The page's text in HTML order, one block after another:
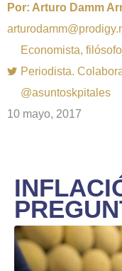
Por: Arturo Damm
Economista,
Periodista.
@asuntoskpitales
10 mayo, 2017